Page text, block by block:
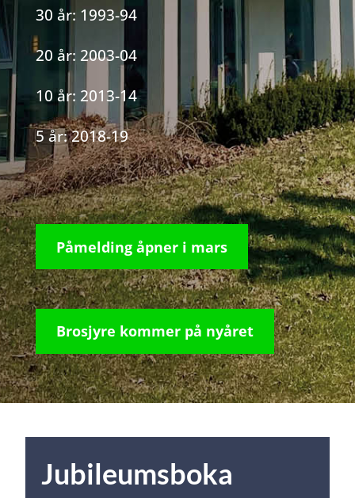
30 år: 1993-94
20 år: 2003-04
10 år: 2013-14
5 år: 2018-19
Påmelding åpner i mars
Brosjyre kommer på nyåret
Jubileumsboka